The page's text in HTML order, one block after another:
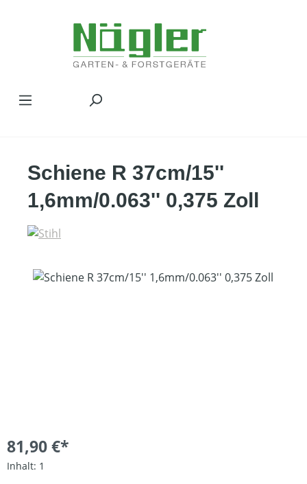
Schiene R 37cm/15''
1,6mm/0.063'' 0,375 Zoll
Bildergalerie überspringen
81,90 €*
Inhalt: 1